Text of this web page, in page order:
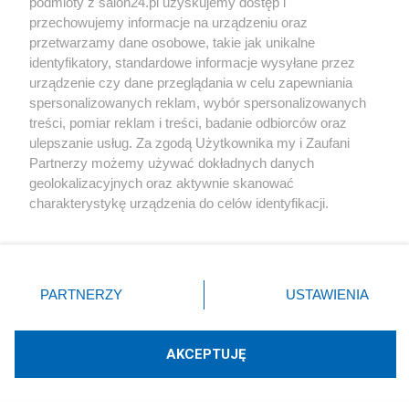
Podziel się swoją opinią
ZAŁÓŻ BLOG
Gospodarka
przechowujemy informacje na urządzeniu oraz
przetwarzamy dane osobowe, takie jak unikalne
identyfikatory, standardowe informacje wysyłane przez
urządzenie czy dane przeglądania w celu zapewniania
spersonalizowanych reklam, wybór spersonalizowanych
treści, pomiar reklam i treści, badanie odbiorców oraz
ulepszanie usług. Za zgodą Użytkownika my i Zaufani
Partnerzy możemy używać dokładnych danych
geolokalizacyjnych oraz aktywnie skanować
charakterystykę urządzenia do celów identyfikacji.
zmienić/wycofać klikając przycisk ustawień prywatności
znajdujący się w lewym dolnym rogu strony
rodzaje przetwarzania danych nie wymagają zgody
użytkownika, ale masz prawo sprzeciwić się takiemu
PARTNERZY USTAWIENIA
AKCEPTUJĘ